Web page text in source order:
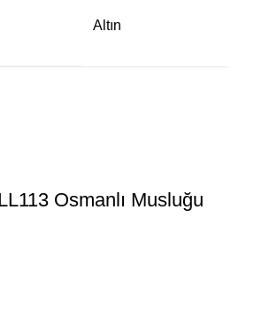
Altın
Osmanlı Musluğu